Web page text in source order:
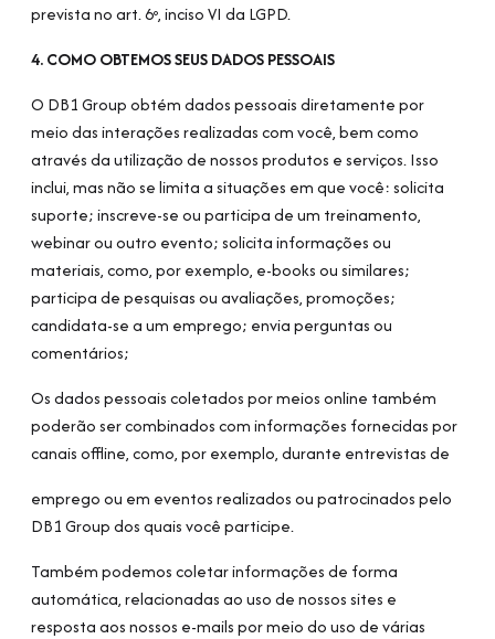
prevista no art. 6º, inciso VI da LGPD.
4. COMO OBTEMOS SEUS DADOS PESSOAIS
O DB1 Group obtém dados pessoais diretamente por
meio das interações realizadas com você, bem como
através da utilização de nossos produtos e serviços. Isso
inclui, mas não se limita a situações em que você: solicita
suporte; inscreve-se ou participa de um treinamento,
webinar ou outro evento; solicita informações ou
materiais, como, por exemplo, e-books ou similares;
participa de pesquisas ou avaliações, promoções;
candidata-se a um emprego; envia perguntas ou
comentários;
Os dados pessoais coletados por meios online também
poderão ser combinados com informações fornecidas por
canais offline, como, por exemplo, durante entrevistas de
emprego ou em eventos realizados ou patrocinados pelo
DB1 Group dos quais você participe.
Também podemos coletar informações de forma
automática, relacionadas ao uso de nossos sites e
resposta aos nossos e-mails por meio do uso de várias